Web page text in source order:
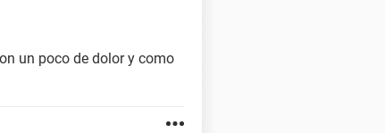
un poco de dolor y como